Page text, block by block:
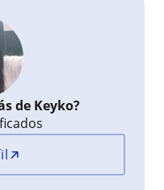
de Keyko?